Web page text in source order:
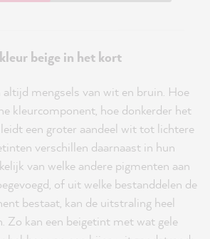
beige in het kort
altijd mengsels van wit en bruin. Hoe
kleurcomponent, hoe donkerder het
een groter aandeel wit tot lichtere
verschillen daarnaast in hun
van welke andere pigmenten aan
of uit welke bestanddelen de
bestaat, kan de uitstraling heel
Zo kan een beigetint met wat gele